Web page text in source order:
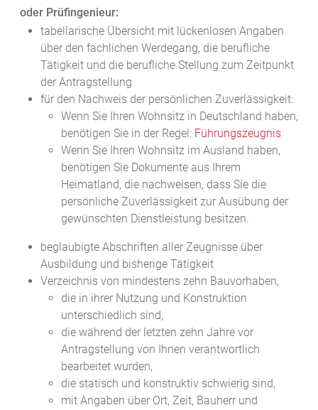
oder Prüfingenieur:
tabellarische Übersicht mit lückenlosen Angaben
über den fachlichen Werdegang, die berufliche
Tätigkeit und die berufliche Stellung zum Zeitpunkt
der Antragstellung
für den Nachweis der persönlichen Zuverlässigkeit:
Wenn Sie Ihren Wohnsitz in Deutschland haben,
benötigen Sie in der Regel: Führungszeugnis
Wenn Sie Ihren Wohnsitz im Ausland haben,
benötigen Sie Dokumente aus Ihrem
Heimatland, die nachweisen, dass Sie die
persönliche Zuverlässigkeit zur Ausübung der
gewünschten Dienstleistung besitzen.
beglaubigte Abschriften aller Zeugnisse über
Ausbildung und bisherige Tätigkeit
Verzeichnis von mindestens zehn Bauvorhaben,
die in ihrer Nutzung und Konstruktion
unterschiedlich sind,
die während der letzten zehn Jahre vor
Antragstellung von Ihnen verantwortlich
bearbeitet wurden,
die statisch und konstruktiv schwierig sind,
mit Angaben über Ort, Zeit, Bauherr und